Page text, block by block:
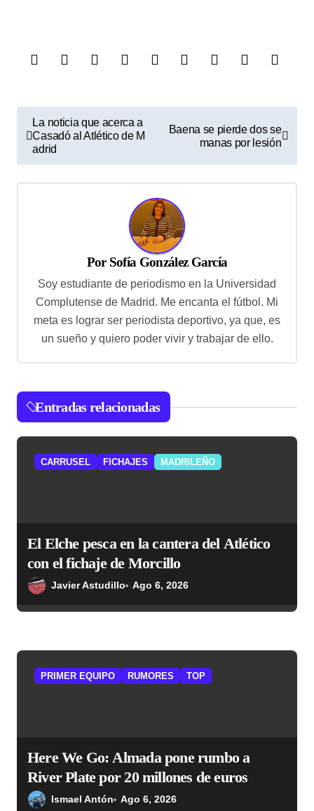
v
e
e
n
t
La noticia que acerca a
Casadó al Atlético de M
adrid
Baena se pierde dos se
manas por lesión
Por Sofía González García
Soy estudiante de periodismo en la Universidad
Complutense de Madrid. Me encanta el fútbol. Mi
meta es lograr ser periodista deportivo, ya que, es
un sueño y quiero poder vivir y trabajar de ello.
Entradas relacionadas
CARRUSEL FICHAJES MADRILEÑO
El Elche pesca en la cantera del Atlético
con el fichaje de Morcillo
Javier Astudillo Ago 6, 2026
PRIMER EQUIPO RUMORES TOP
Here We Go: Almada pone rumbo a
River Plate por 20 millones de euros
Ismael Antón Ago 6, 2026